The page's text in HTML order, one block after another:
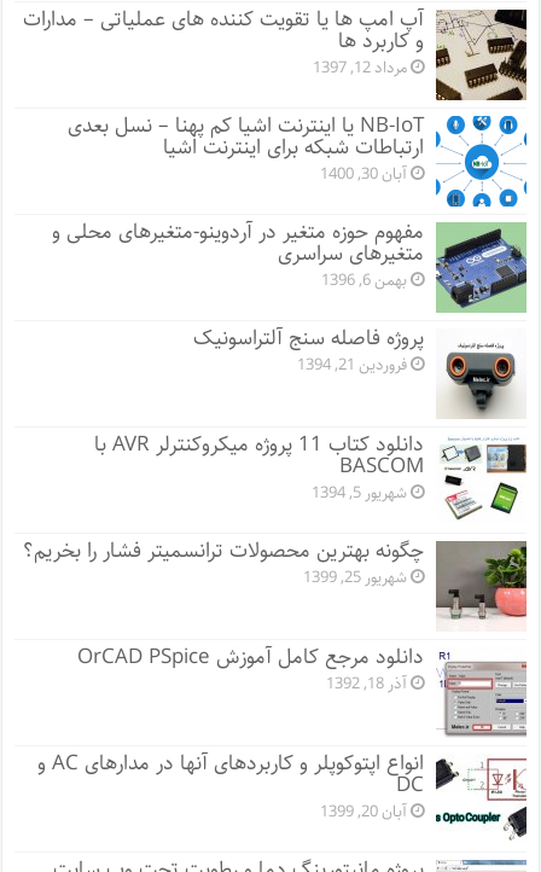
آپ امپ ها یا تقویت کننده های عملیاتی – مدارات
و کاربرد ها
مرداد 12, 1397
NB-IoT یا اینترنت اشیا کم پهنا – نسل بعدی
ارتباطات شبکه برای اینترنت اشیا
آبان 30, 1400
مفهوم حوزه متغیر در آردوینو-متغیرهای محلی و
متغیرهای سراسری
بهمن 6, 1396
پروژه فاصله سنج آلتراسونیک
فروردین 21, 1394
دانلود کتاب 11 پروژه میکروکنترلر AVR با
BASCOM
شهریور 5, 1394
چگونه بهترین محصولات ترانسمیتر فشار را بخریم؟
شهریور 25, 1399
دانلود مرجع کامل آموزش OrCAD PSpice
آذر 18, 1392
انواع اپتوکوپلر و کاربردهای آنها در مدارهای AC و
DC
آبان 20, 1399